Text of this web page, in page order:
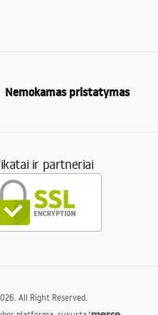
Nemokamas pristatymas
ir partneriai
. All Right Reserved.